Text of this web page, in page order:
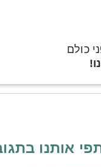
כולם
אותנו